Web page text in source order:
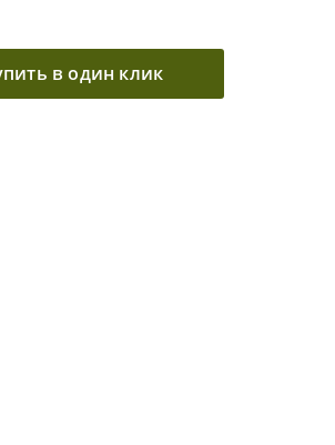
в один клик